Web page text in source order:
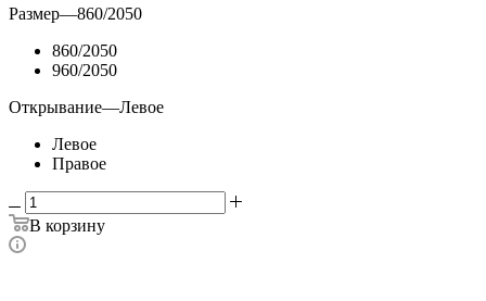
Размер—860/2050
860/2050
960/2050
Открывание—Левое
Левое
Правое
В корзину